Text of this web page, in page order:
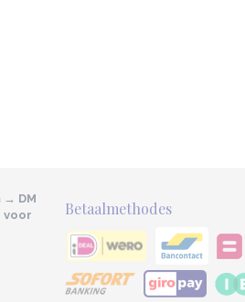
→ DM
voor
Betaalmethodes